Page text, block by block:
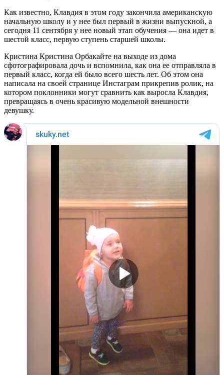
Как известно, Клавдия в этом году закончила американскую
начальную школу и у нее был первый в жизни выпускной, а
сегодня 11 сентября у нее новый этап обучения — она идет в
шестой класс, первую ступень старшей школы.
Кристина Кристина Орбакайте на выходе из дома
сфотографировала дочь и вспомнила, как она ее отправляла в
первый класс, когда ей было всего шесть лет. Об этом она
написала на своей странице Инстаграм прикрепив ролик, на
котором поклонники могут сравнить как выросла Клавдия,
превращаясь в очень красивую модельной внешности
девушку.